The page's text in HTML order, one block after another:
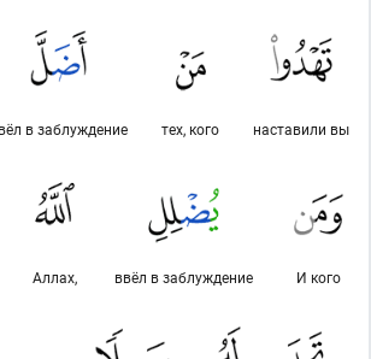
наставили вы
тех, кого
в заблуждение
И кого
ввёл в заблуждение
Аллах,